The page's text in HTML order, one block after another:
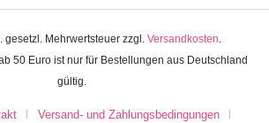
gesetzl. Mehrwertsteuer zzgl. Versandkosten.
50 Euro ist nur für Bestellungen aus Deutschland
gültig.
Versand- und Zahlungsbedingungen